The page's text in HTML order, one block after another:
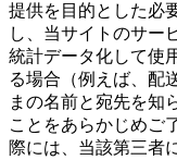
提供を目的とした必
し、当サイトのサー
統計データ化して使
る場合（例えば、配
まの名前と宛先を知
ことをあらかじめご
際には、当該第三者